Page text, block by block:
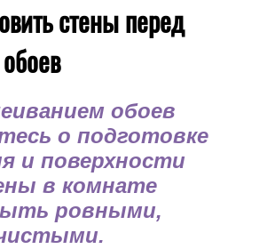
стены перед
обоев
о подготовке
и поверхности
в комнате
ровными,